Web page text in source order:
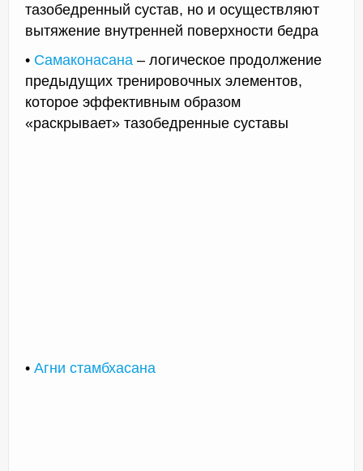
тазобедренный сустав, но и осуществляют
вытяжение внутренней поверхности бедра
• Самаконасана – логическое продолжение
предыдущих тренировочных элементов,
которое эффективным образом
«раскрывает» тазобедренные суставы
• Агни стамбхасана